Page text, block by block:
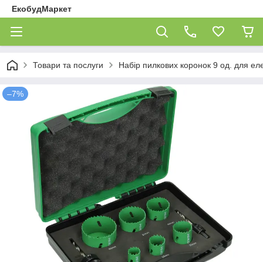
ЕкобудМаркет
Товари та послуги Набір пилкових коронок 9 од. для
–7%